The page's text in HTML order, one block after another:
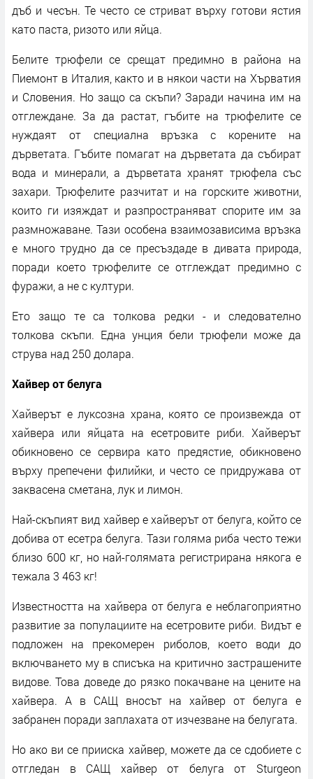
дъб и чесън. Те често се стриват върху готови ястия
като паста, ризото или яйца.
Белите трюфели се срещат предимно в района на
Пиемонт в Италия, както и в някои части на Хърватия
и Словения. Но защо са скъпи? Заради начина им на
отглеждане. За да растат, гъбите на трюфелите се
нуждаят от специална връзка с корените на
дърветата. Гъбите помагат на дърветата да събират
вода и минерали, а дърветата хранят трюфела със
захари. Трюфелите разчитат и на горските животни,
които ги изяждат и разпространяват спорите им за
размножаване. Тази особена взаимозависима връзка
е много трудно да се пресъздаде в дивата природа,
поради което трюфелите се отглеждат предимно с
фуражи, а не с култури.
Ето защо те са толкова редки - и следователно
толкова скъпи. Една унция бели трюфели може да
струва над 250 долара.
Хайвер от белуга
Хайверът е луксозна храна, която се произвежда от
хайвера или яйцата на есетровите риби. Хайверът
обикновено се сервира като предястие, обикновено
върху препечени филийки, и често се придружава от
заквасена сметана, лук и лимон.
Най-скъпият вид хайвер е хайверът от белуга, който се
добива от есетра белуга. Тази голяма риба често тежи
близо 600 кг, но най-голямата регистрирана някога е
тежала 3 463 кг!
Известността на хайвера от белуга е неблагоприятно
развитие за популациите на есетровите риби. Видът е
подложен на прекомерен риболов, което води до
включването му в списъка на критично застрашените
видове. Това доведе до рязко покачване на цените на
хайвера. А в САЩ вносът на хайвер от белуга е
забранен поради заплахата от изчезване на белугата.
Но ако ви се прииска хайвер, можете да се сдобиете с
отгледан в САЩ хайвер от белуга от Sturgeon